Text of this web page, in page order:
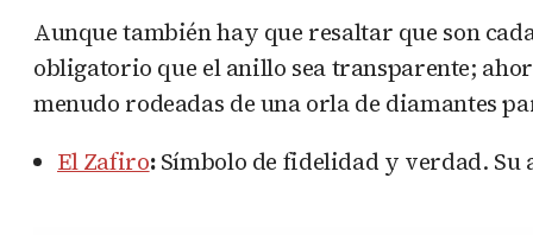
Aunque también hay que resaltar que son
obligatorio que el anillo sea transparente;
menudo rodeadas de una orla de diamantes
El Zafiro:Símbolo de fidelidad y verdad. Su